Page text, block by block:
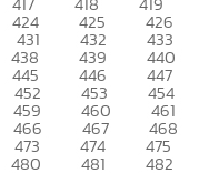
424 425 426
431 432 433
438 439 440
445 446 447
452 453 454
459 460 461
466 467 468
473 474 475
480 481 482